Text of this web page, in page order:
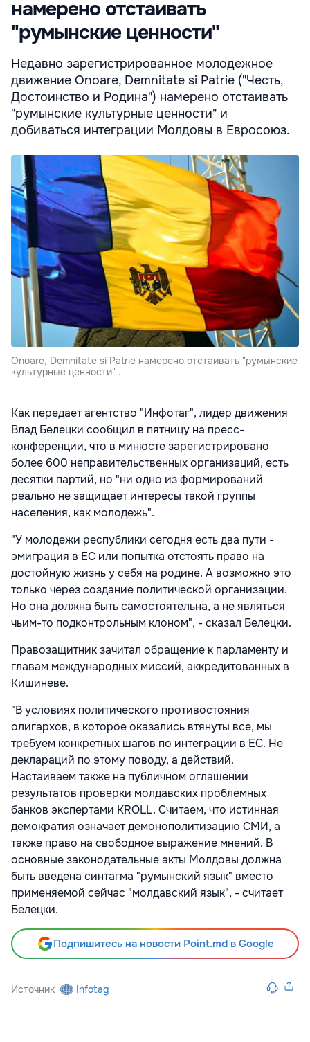
намерено отстаивать
"румынские ценности"
Недавно зарегистрированное молодежное
движение Onoare, Demnitate si Patrie ("Честь,
Достоинство и Родина") намерено отстаивать
"румынские культурные ценности" и
добиваться интеграции Молдовы в Евросоюз.
Onoare, Demnitate si Patrie намерено отстаивать "румынские
культурные ценности" .
Как передает агентство "Инфотаг", лидер движения
Влад Белецки сообщил в пятницу на пресс-
конференции, что в минюсте зарегистрировано
более 600 неправительственных организаций, есть
десятки партий, но "ни одно из формирований
реально не защищает интересы такой группы
населения, как молодежь".
"У молодежи республики сегодня есть два пути -
эмиграция в ЕС или попытка отстоять право на
достойную жизнь у себя на родине. А возможно это
только через создание политической организации.
Но она должна быть самостоятельна, а не являться
чьим-то подконтрольным клоном", - сказал Белецки.
Правозащитник зачитал обращение к парламенту и
главам международных миссий, аккредитованных в
Кишиневе.
"В условиях политического противостояния
олигархов, в которое оказались втянуты все, мы
требуем конкретных шагов по интеграции в ЕС. Не
деклараций по этому поводу, а действий.
Настаиваем также на публичном оглашении
результатов проверки молдавских проблемных
банков экспертами KROLL. Считаем, что истинная
демократия означает демонополитизацию СМИ, а
также право на свободное выражение мнений. В
основные законодательные акты Молдовы должна
быть введена синтагма "румынский язык" вместо
применяемой сейчас "молдавский язык", - считает
Белецки.
Подпишитесь на новости Point.md в Google
Источник Infotag